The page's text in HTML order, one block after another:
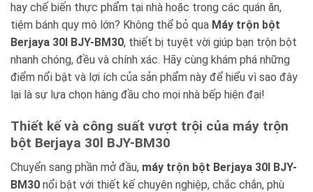
hay chế biến thực phẩm tại nhà hoặc trong các quán ăn,
tiệm bánh quy mô lớn? Không thể bỏ qua Máy trộn bột
Berjaya 30l BJY-BM30, thiết bị tuyệt vời giúp bạn trộn bột
nhanh chóng, đều và chính xác. Hãy cùng khám phá những
điểm nổi bật và lợi ích của sản phẩm này để hiểu vì sao đây
lại là sự lựa chọn hàng đầu cho mọi nhà bếp hiện đại!
Thiết kế và công suất vượt trội của máy trộn
bột Berjaya 30l BJY-BM30
Chuyển sang phần mở đầu, máy trộn bột Berjaya 30l BJY-
BM30 nổi bật với thiết kế chuyên nghiệp, chắc chắn, phù